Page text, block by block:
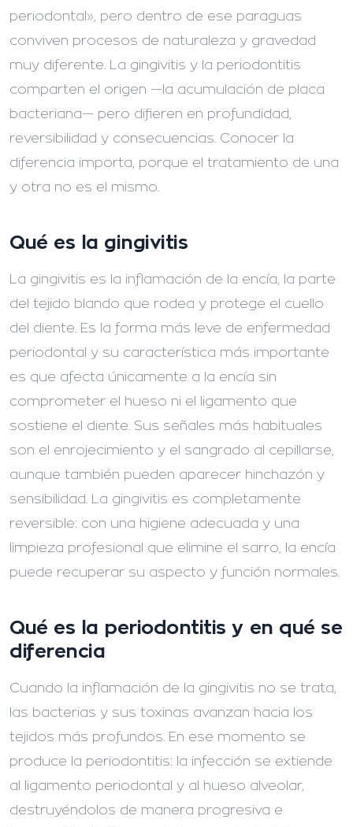
periodontal», pero dentro de ese paraguas
conviven procesos de naturaleza y gravedad
muy diferente. La gingivitis y la periodontitis
comparten el origen —la acumulación de placa
bacteriana— pero difieren en profundidad,
reversibilidad y consecuencias. Conocer la
diferencia importa, porque el tratamiento de una
y otra no es el mismo.
Qué es la gingivitis
La gingivitis es la inflamación de la encía, la parte
del tejido blando que rodea y protege el cuello
del diente. Es la forma más leve de enfermedad
periodontal y su característica más importante
es que afecta únicamente a la encía sin
comprometer el hueso ni el ligamento que
sostiene el diente. Sus señales más habituales
son el enrojecimiento y el sangrado al cepillarse,
aunque también pueden aparecer hinchazón y
sensibilidad. La gingivitis es completamente
reversible: con una higiene adecuada y una
limpieza profesional que elimine el sarro, la encía
puede recuperar su aspecto y función normales.
Qué es la periodontitis y en qué se
diferencia
Cuando la inflamación de la gingivitis no se trata,
las bacterias y sus toxinas avanzan hacia los
tejidos más profundos. En ese momento se
produce la periodontitis: la infección se extiende
al ligamento periodontal y al hueso alveolar,
destruyéndolos de manera progresiva e